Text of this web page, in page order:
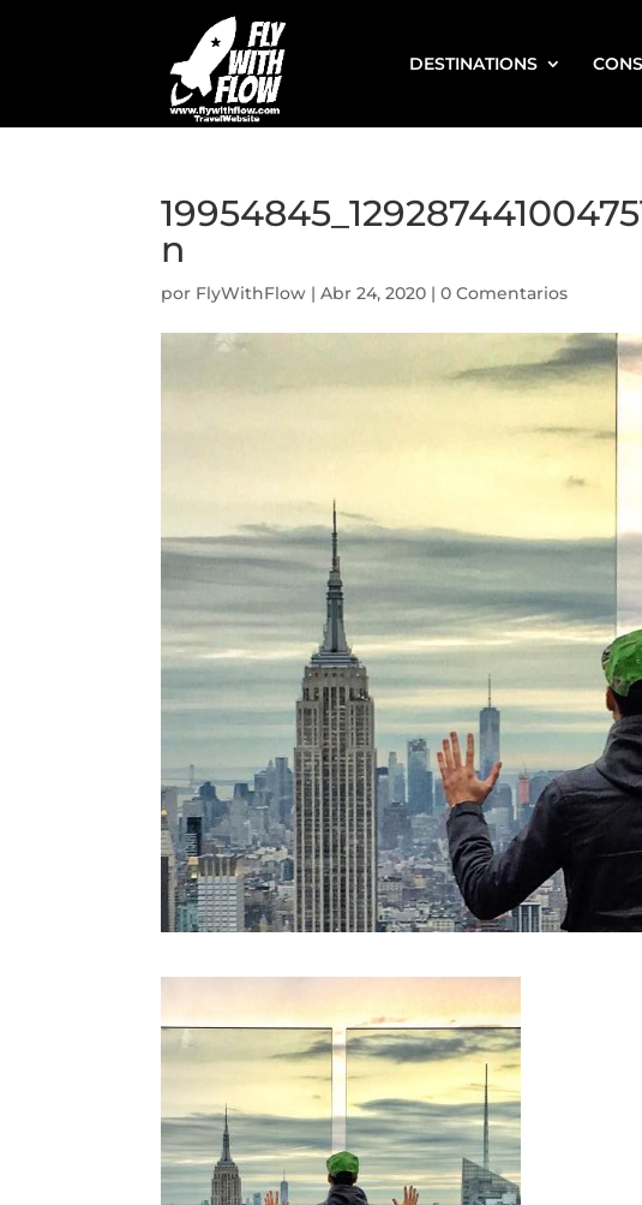
DESTINATIONS
n
por FlyWithFlow |Abr 24, 2020 |0 Comentarios